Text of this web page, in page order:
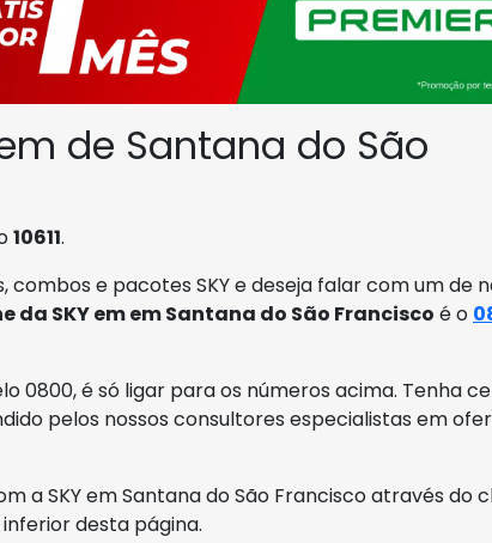
de Santana do São
10611.
combos e pacotes SKY e deseja falar com um de
da SKY em em Santana do São Francisco é o
0800, é só ligar para os números acima. Tenha
pelos nossos consultores especialistas em
a SKY em Santana do São Francisco através do
desta página.